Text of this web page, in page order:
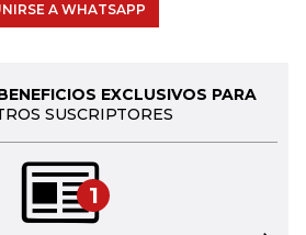
A WHATSAPP
EXCLUSIVOS PARA
SUSCRIPTORES
1